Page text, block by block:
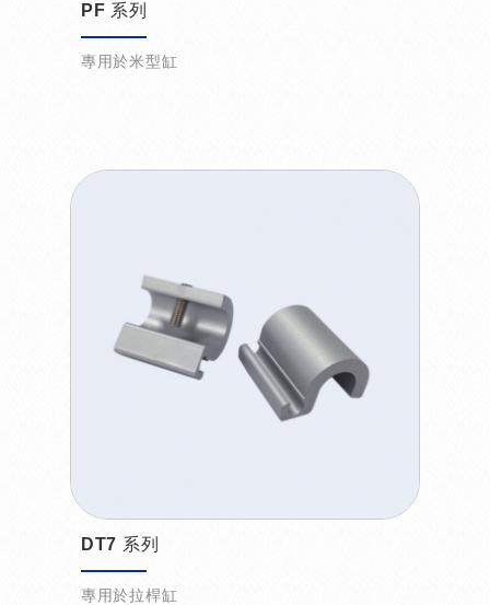
PF 系列
專用於米型缸
DT7 系列
專用於拉桿缸